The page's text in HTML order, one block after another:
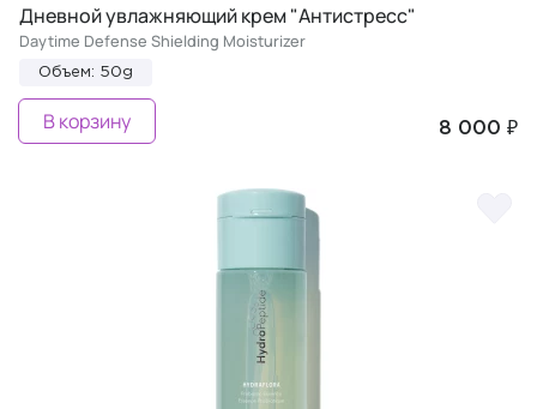
Дневной увлажняющий крем "Антистресс"
Daytime Defense Shielding Moisturizer
Объем: 50g
8 000 ₽
В корзину